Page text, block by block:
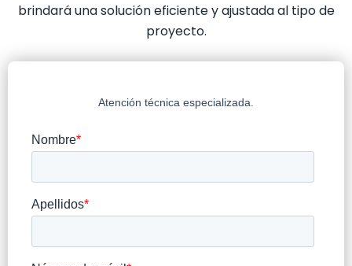
brindará una solución eficiente y ajustada al tipo de
proyecto.